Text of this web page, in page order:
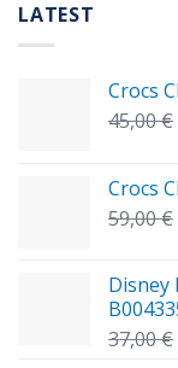
LATEST
Crocs
45,00€
Crocs
59,00€
Disney
37,00€